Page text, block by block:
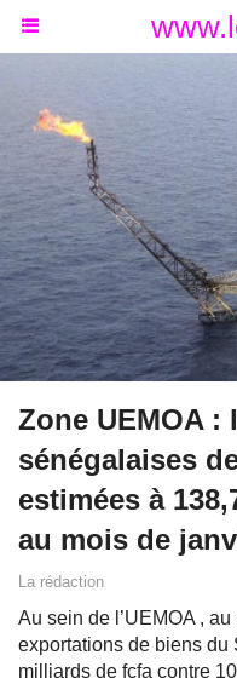
Zone UEMOA
sénégalaises
estimées à
au mois de
La rédaction
Au sein de l’UEMOA ,
exportations de biens du
milliards de fcfa contre